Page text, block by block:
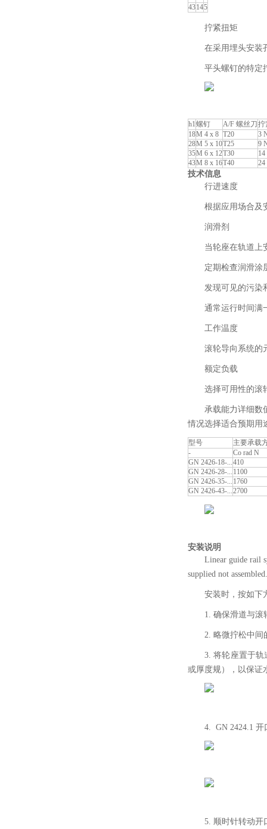
43145
拧紧扭矩
在采用埋头安装
平头螺钉的特定
h1螺钉 A/F 螺丝刀 拧
18M 4 x 8 T20
3
28M 5 x 10T25
9
35M 6 x 12T30
43M 8 x 16T40 24
技术信息
行进速度
根据应用场合及
润滑剂
当轮座在轨道上
定期检查润滑涂
发现可见的污染
通常运行时间满
工作温度
滚轮导向系统的
额定负载
选择可用性的滚
承载能力详细数
情况选择适合预期用
型号
主要承载
-
Co rad N
GN 2426-18-...410
GN 2426-28-... 1100
GN 2426-35-... 1760
GN 2426-43-...2700
安装说明
Linear guide rail
supplied not
安装时，按如下
1. 确保滑道与滚
2. 略微拧松中间
3. 将轮座置于
或厚度规），以保证
4. GN 2424.1
5. 顺时针转动开